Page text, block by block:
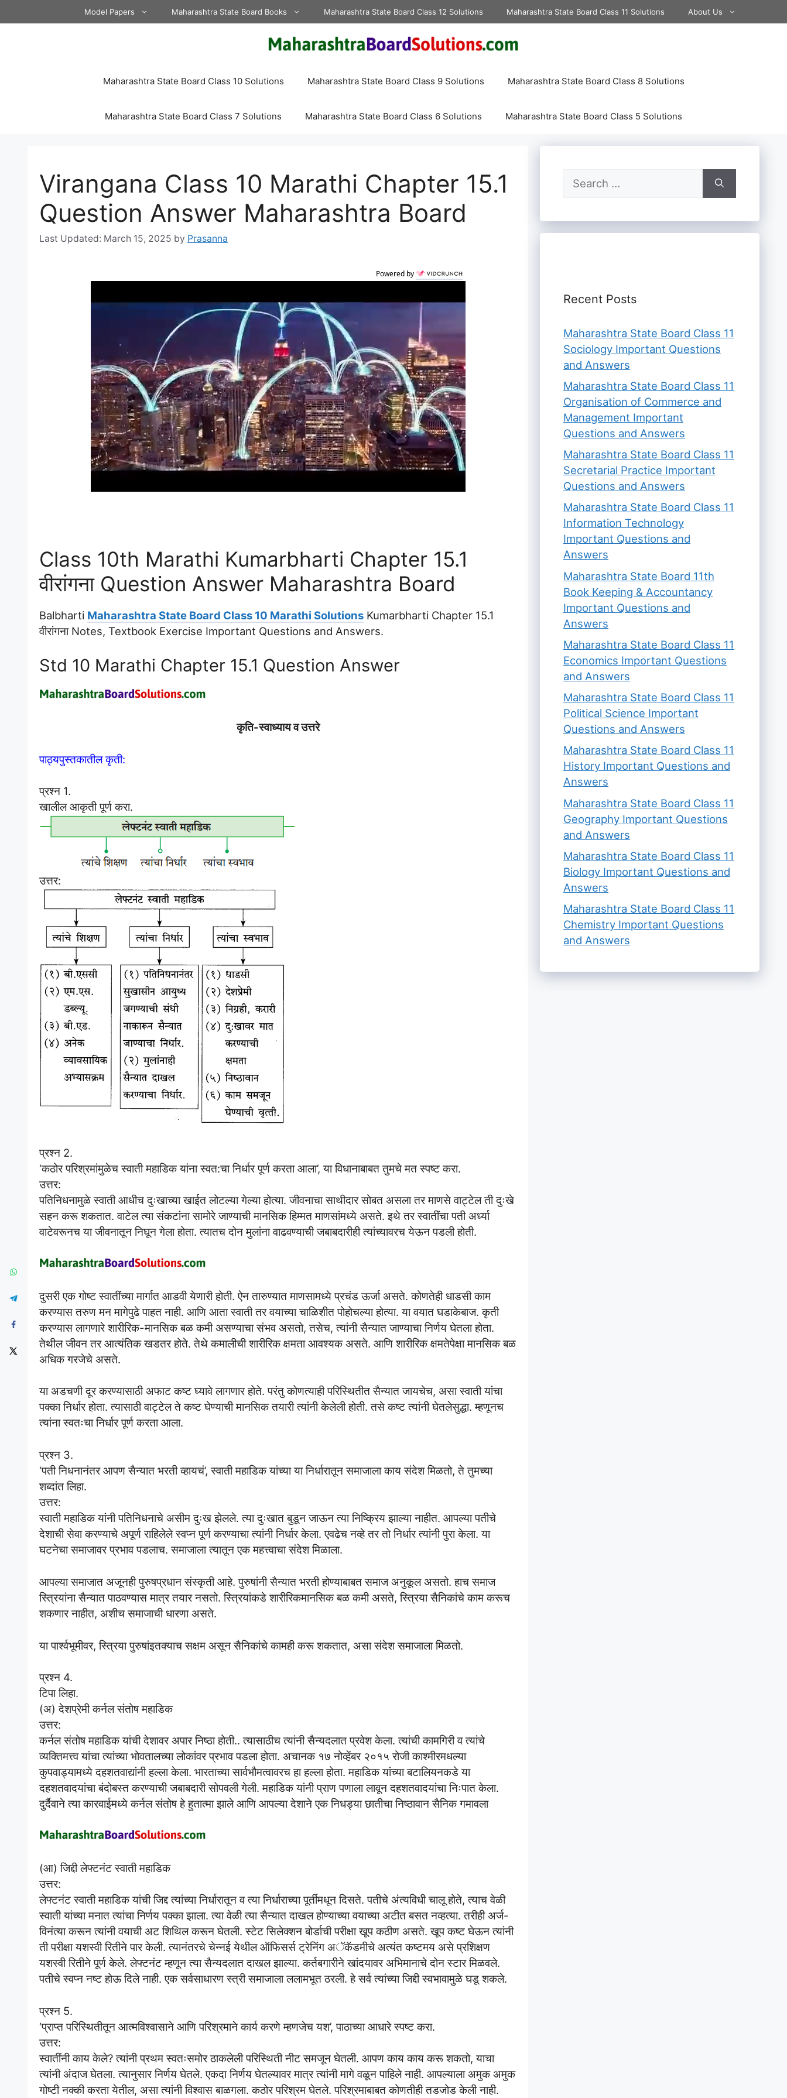
to
Model Papers Maharashtra State Board Books Maharashtra State Board Class 12 Solutions Maharashtra State Board Class 11 Solutions About Us
Maharashtra State Board Class 10 Solutions Maharashtra State Board Class 9 Solutions Maharashtra State Board Class 8 Solutions
Maharashtra State Board Class 7 Solutions Maharashtra State Board Class 6 Solutions Maharashtra State Board Class 5 Solutions
Virangana Class 10 Marathi Chapter 15.1
Question Answer Maharashtra Board
March 15, 2025 by Prasanna
Powered by
Class 10th Marathi Kumarbharti Chapter 15.1
वीरांगना Question Answer Maharashtra Board
Balbharti Maharashtra State Board Class 10 Marathi Solutions Kumarbharti Chapter 15.1
वीरांगना Notes, Textbook Exercise Important Questions and Answers.
Std 10 Marathi Chapter 15.1 Question Answer
कृति-स्वाध्याय व उत्तरे
पाठ्यपुस्तकातील कृती:
प्रश्न 1.
खालील आकृती पूर्ण करा.
उत्तर:
प्रश्न 2.
‘कठोर परिश्रमांमुळेच स्वाती महाडिक यांना स्वत:चा निर्धार पूर्ण करता आला’, या विधानाबाबत तुमचे मत स्पष्ट करा.
उत्तर:
पतिनिधनामुळे स्वाती आधीच दुःखाच्या खाईत लोटल्या गेल्या होत्या. जीवनाचा साथीदार सोबत असला तर माणसे वाट्टेल ती दुःखे
सहन करू शकतात. वाटेल त्या संकटांना सामोरे जाण्याची मानसिक हिम्मत माणसांमध्ये असते. इथे तर स्वातींचा पती अर्ध्या
वाटेवरूनच या जीवनातून निघून गेला होता. त्यातच दोन मुलांना वाढवण्याची जबाबदारीही त्यांच्यावरच येऊन पडली होती.
दुसरी एक गोष्ट स्वातींच्या मार्गात आडवी येणारी होती. ऐन तारुण्यात माणसामध्ये प्रचंड ऊर्जा असते. कोणतेही धाडसी काम
करण्यास तरुण मन मागेपुढे पाहत नाही. आणि आता स्वाती तर वयाच्या चाळिशीत पोहोचल्या होत्या. या वयात घडाकेबाज. कृती
करण्यास लागणारे शारीरिक-मानसिक बळ कमी असण्याचा संभव असतो, तसेच, त्यांनी सैन्यात जाण्याचा निर्णय घेतला होता.
तेथील जीवन तर आत्यंतिक खडतर होते. तेथे कमालीची शारीरिक क्षमता आवश्यक असते. आणि शारीरिक क्षमतेपेक्षा मानसिक बळ
अधिक गरजेचे असते.
या अडचणी दूर करण्यासाठी अफाट कष्ट घ्यावे लागणार होते. परंतु कोणत्याही परिस्थितीत सैन्यात जायचेच, असा स्वाती यांचा
पक्का निर्धार होता. त्यासाठी वाट्टेल ते कष्ट घेण्याची मानसिक तयारी त्यांनी केलेली होती. तसे कष्ट त्यांनी घेतलेसुद्धा. म्हणूनच
त्यांना स्वतःचा निर्धार पूर्ण करता आला.
प्रश्न 3.
‘पती निधनानंतर आपण सैन्यात भरती व्हायचं’, स्वाती महाडिक यांच्या या निर्धारातून समाजाला काय संदेश मिळतो, ते तुमच्या
शब्दांत लिहा.
उत्तर:
स्वाती महाडिक यांनी पतिनिधनाचे असीम दुःख झेलले. त्या दुःखात बुडून जाऊन त्या निष्क्रिय झाल्या नाहीत. आपल्या पतीचे
देशाची सेवा करण्याचे अपूर्ण राहिलेले स्वप्न पूर्ण करण्याचा त्यांनी निर्धार केला. एवढेच नव्हे तर तो निर्धार त्यांनी पुरा केला. या
घटनेचा समाजावर प्रभाव पडलाच. समाजाला त्यातून एक महत्त्वाचा संदेश मिळाला.
आपल्या समाजात अजूनही पुरुषप्रधान संस्कृती आहे. पुरुषांनी सैन्यात भरती होण्याबाबत समाज अनुकूल असतो. हाच समाज
स्त्रियांना सैन्यात पाठवण्यास मात्र तयार नसतो. स्त्रियांकडे शारीरिकमानसिक बळ कमी असते, स्त्रिया सैनिकांचे काम करूच
शकणार नाहीत, अशीच समाजाची धारणा असते.
या पार्श्वभूमीवर, स्त्रिया पुरुषांइतक्याच सक्षम असून सैनिकांचे कामही करू शकतात, असा संदेश समाजाला मिळतो.
प्रश्न 4.
टिपा लिहा.
(अ) देशप्रेमी कर्नल संतोष महाडिक
उत्तर:
कर्नल संतोष महाडिक यांची देशावर अपार निष्ठा होती.. त्यासाठीच त्यांनी सैन्यदलात प्रवेश केला. त्यांची कामगिरी व त्यांचे
व्यक्तिमत्त्व यांचा त्यांच्या भोवतालच्या लोकांवर प्रभाव पडला होता. अचानक १७ नोव्हेंबर २०१५ रोजी काश्मीरमधल्या
कुपवाड्यामध्ये दहशतवाद्यांनी हल्ला केला. भारताच्या सार्वभौमत्वावरच हा हल्ला होता. महाडिक यांच्या बटालियनकडे या
दहशतवादयांचा बंदोबस्त करण्याची जबाबदारी सोपवली गेली. महाडिक यांनी प्राण पणाला लावून दहशतवादयांचा निःपात केला.
दुर्दैवाने त्या कारवाईमध्ये कर्नल संतोष हे हुतात्मा झाले आणि आपल्या देशाने एक निधड्या छातीचा निष्ठावान सैनिक गमावला
(आ) जिद्दी लेफ्टनंट स्वाती महाडिक
उत्तर:
लेफ्टनंट स्वाती महाडिक यांची जिद्द त्यांच्या निर्धारातून व त्या निर्धाराच्या पूर्तीमधून दिसते. पतीचे अंत्यविधी चालू होते, त्याच वेळी
स्वाती यांच्या मनात त्यांचा निर्णय पक्का झाला. त्या वेळी त्या सैन्यात दाखल होण्याच्या वयाच्या अटीत बसत नव्हत्या. तरीही अर्ज-
विनंत्या करून त्यांनी वयाची अट शिथिल करून घेतली. स्टेट सिलेक्शन बोर्डाची परीक्षा खूप कठीण असते. खूप कष्ट घेऊन त्यांनी
ती परीक्षा यशस्वी रितीने पार केली. त्यानंतरचे चेन्नई येथील ऑफिसर्स ट्रेनिंग अॅकॅडमीचे अत्यंत कष्टमय असे प्रशिक्षण
यशस्वी रितीने पूर्ण केले. लेफ्टनंट म्हणून त्या सैन्यदलात दाखल झाल्या. कर्तबगारीने खांदयावर अभिमानाचे दोन स्टार मिळवले.
पतीचे स्वप्न नष्ट होऊ दिले नाही. एक सर्वसाधारण स्त्री समाजाला ललामभूत ठरली. हे सर्व त्यांच्या जिद्दी स्वभावामुळे घडू शकले.
प्रश्न 5.
‘प्राप्त परिस्थितीतून आत्मविश्वासाने आणि परिश्रमाने कार्य करणे म्हणजेच यश’, पाठाच्या आधारे स्पष्ट करा.
उत्तर:
स्वातींनी काय केले? त्यांनी प्रथम स्वतःसमोर ठाकलेली परिस्थिती नीट समजून घेतली. आपण काय काय करू शकतो, याचा
त्यांनी अंदाज घेतला. त्यानुसार निर्णय घेतले. एकदा निर्णय घेतल्यावर मात्र त्यांनी मागे वळून पाहिले नाही. आपल्याला अमुक अमुक
गोष्टी नक्की करता येतील, असा त्यांनी विश्वास बाळगला. कठोर परिश्रम घेतले. परिश्रमाबाबत कोणतीही तडजोड केली नाही.
Search
for:
Recent Posts
Maharashtra State Board Class 11
Sociology Important Questions
and Answers
Maharashtra State Board Class 11
Organisation of Commerce and
Management Important
Questions and Answers
Maharashtra State Board Class 11
Secretarial Practice Important
Questions and Answers
Maharashtra State Board Class 11
Information Technology
Important Questions and
Answers
Maharashtra State Board 11th
Book Keeping & Accountancy
Important Questions and
Answers
Maharashtra State Board Class 11
Economics Important Questions
and Answers
Maharashtra State Board Class 11
Political Science Important
Questions and Answers
Maharashtra State Board Class 11
History Important Questions and
Answers
Maharashtra State Board Class 11
Geography Important Questions
and Answers
Maharashtra State Board Class 11
Biology Important Questions and
Answers
Maharashtra State Board Class 11
Chemistry Important Questions
and Answers